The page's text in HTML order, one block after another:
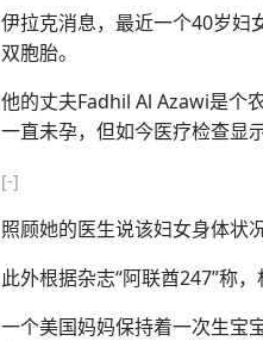
伊拉克消息，最近一个40岁妇
双胞胎。
他的丈夫Fadhil Al Azawi是个
一直未孕，但如今医疗检查显
[-]
照顾她的医生说该妇女身体状
此外根据杂志“阿联酋247”称
一个美国妈妈保持着一次生宝